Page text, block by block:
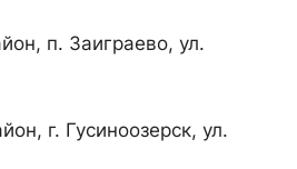
п. Заиграево, ул.
г. Гусиноозерск, ул.